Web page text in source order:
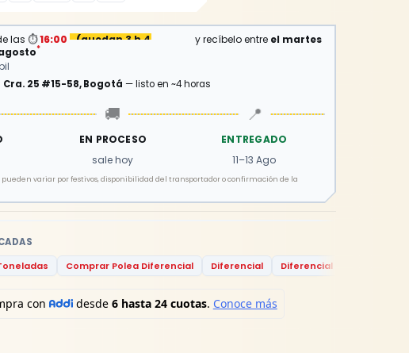
Comprar Polea Diferencial Diferencial Diferencial Cadena
las ⏱16:00 (quedan 3 h 44 min y recíbelo entre el martes
*
Cra. 25 #15-58, Bogotá — listo en ~4 horas
🚚
EN PROCESO
sale hoy
📍
ENTREGADO
11–13 Ago
pueden variar por festivos, disponibilidad del transportador o confirmación de la